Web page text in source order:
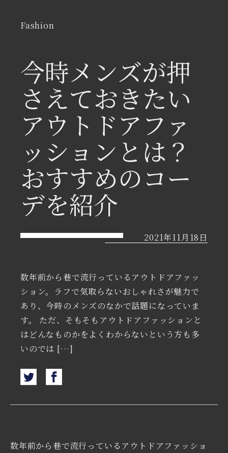
Fashion
今時メンズが押
さえておきたい
アウトドアファ
ッションとは？
おすすめのコー
デを紹介
2021年11月18日
数年前から巷で流行っているアウトドアファッ
ション。ラフで気取らないおしゃれさが魅力で
あり、今時のメンズのなかで話題になっていま
す。 ただ、そもそもアウトドアファッションと
はどんなものかをよくわからないという方も多
いのでは […]
数年前から巷で流行っているアウトドアファッショ